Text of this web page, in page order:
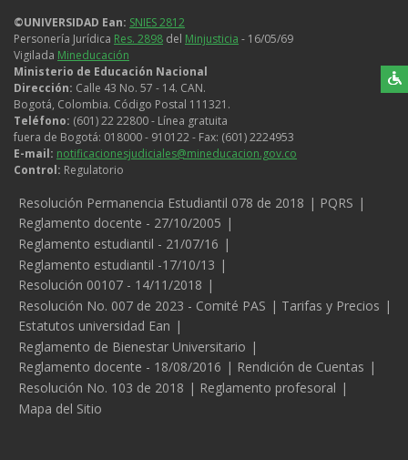
©UNIVERSIDAD Ean: SNIES 2812
Personería Jurídica Res. 2898 del Minjusticia - 16/05/69
Vigilada Mineducación
Ministerio de Educación Nacional
Dirección: Calle 43 No. 57 - 14. CAN.
Bogotá, Colombia. Código Postal 111321.
Teléfono: (601) 22 22800 - Línea gratuita
fuera de Bogotá: 018000 - 910122 - Fax: (601) 2224953
E-mail: notificacionesjudiciales@mineducacion.gov.co
Control: Regulatorio
Legales
Resolución Permanencia Estudiantil 078 de 2018
PQRS
Reglamento docente - 27/10/2005
Reglamento estudiantil - 21/07/16
Reglamento estudiantil -17/10/13
Resolución 00107 - 14/11/2018
Resolución No. 007 de 2023 - Comité PAS
Tarifas y Precios
Estatutos universidad Ean
Reglamento de Bienestar Universitario
Reglamento docente - 18/08/2016
Rendición de Cuentas
Resolución No. 103 de 2018
Reglamento profesoral
Mapa del Sitio